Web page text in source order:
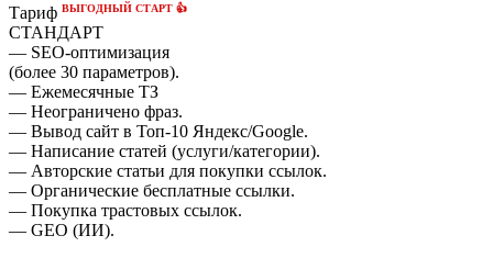
Тариф ВЫГОДНЫЙ СТАРТ 👍
СТАНДАРТ
— SEO-оптимизация
(более 30 параметров).
— Ежемесячные ТЗ
— Неограничено фраз.
— Вывод сайт в Топ-10 Яндекс/Google.
— Написание статей (услуги/категории).
— Авторские статьи для покупки ссылок.
— Органические бесплатные ссылки.
— Покупка трастовых ссылок.
— GEO (ИИ).